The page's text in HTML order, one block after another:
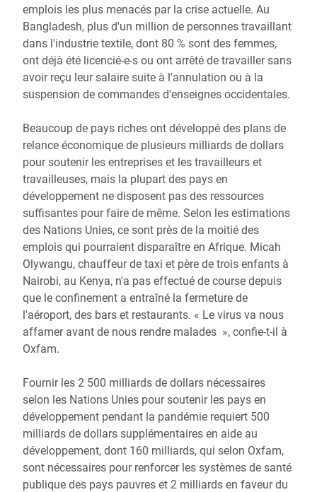
emplois les plus menacés par la crise actuelle. Au
Bangladesh, plus d'un million de personnes travaillant
dans l'industrie textile, dont 80 % sont des femmes,
ont déjà été licencié-e-s ou ont arrêté de travailler sans
avoir reçu leur salaire suite à l'annulation ou à la
suspension de commandes d'enseignes occidentales.
Beaucoup de pays riches ont développé des plans de
relance économique de plusieurs milliards de dollars
pour soutenir les entreprises et les travailleurs et
travailleuses, mais la plupart des pays en
développement ne disposent pas des ressources
suffisantes pour faire de même. Selon les estimations
des Nations Unies, ce sont près de la moitié des
emplois qui pourraient disparaître en Afrique. Micah
Olywangu, chauffeur de taxi et père de trois enfants à
Nairobi, au Kenya, n'a pas effectué de course depuis
que le confinement a entraîné la fermeture de
l'aéroport, des bars et restaurants. « Le virus va nous
affamer avant de nous rendre malades », confie-t-il à
Oxfam.
Fournir les 2 500 milliards de dollars nécessaires
selon les Nations Unies pour soutenir les pays en
développement pendant la pandémie requiert 500
milliards de dollars supplémentaires en aide au
développement, dont 160 milliards, qui selon Oxfam,
sont nécessaires pour renforcer les systèmes de santé
publique des pays pauvres et 2 milliards en faveur du